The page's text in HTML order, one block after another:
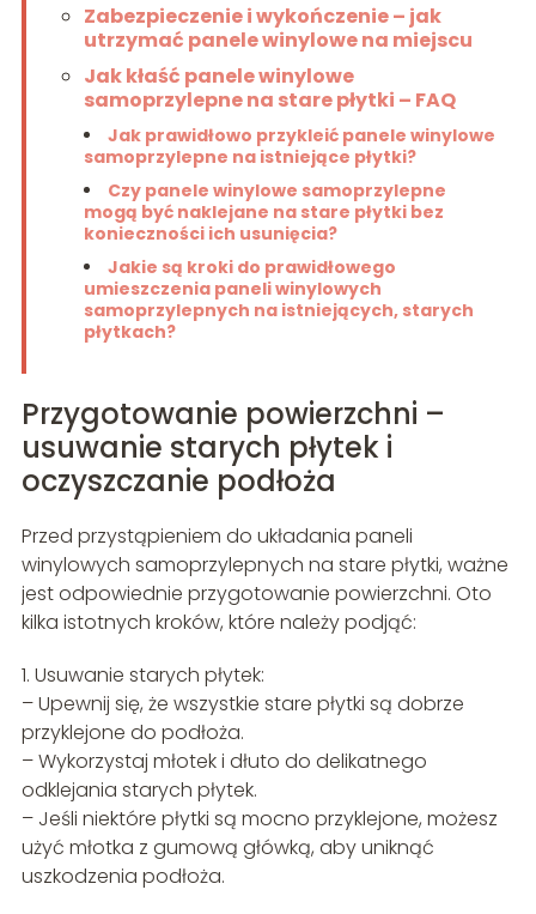
Zabezpieczenie i wykończenie – jak
utrzymać panele winylowe na miejscu
Jak kłaść panele winylowe
samoprzylepne na stare płytki – FAQ
Jak prawidłowo przykleić panele winylowe
samoprzylepne na istniejące płytki?
Czy panele winylowe samoprzylepne
mogą być naklejane na stare płytki bez
konieczności ich usunięcia?
Jakie są kroki do prawidłowego
umieszczenia paneli winylowych
samoprzylepnych na istniejących, starych
płytkach?
Przygotowanie powierzchni –
usuwanie starych płytek i
oczyszczanie podłoża
Przed przystąpieniem do układania paneli
winylowych samoprzylepnych na stare płytki, ważne
jest odpowiednie przygotowanie powierzchni. Oto
kilka istotnych kroków, które należy podjąć:
1. Usuwanie starych płytek:
– Upewnij się, że wszystkie stare płytki są dobrze
przyklejone do podłoża.
– Wykorzystaj młotek i dłuto do delikatnego
odklejania starych płytek.
– Jeśli niektóre płytki są mocno przyklejone, możesz
użyć młotka z gumową główką, aby uniknąć
uszkodzenia podłoża.